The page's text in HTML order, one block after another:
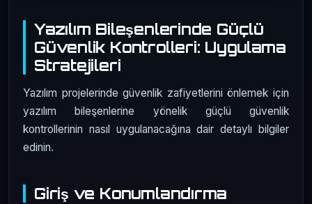
Yazılım Bileşenlerinde Güçlü
Güvenlik Kontrolleri: Uygulama
Stratejileri
Yazılım projelerinde güvenlik zafiyetlerini önlemek için
yazılım bileşenlerine yönelik güçlü güvenlik
kontrollerinin nasıl uygulanacağına dair detaylı bilgiler
edinin.
Giriş ve Konumlandırma